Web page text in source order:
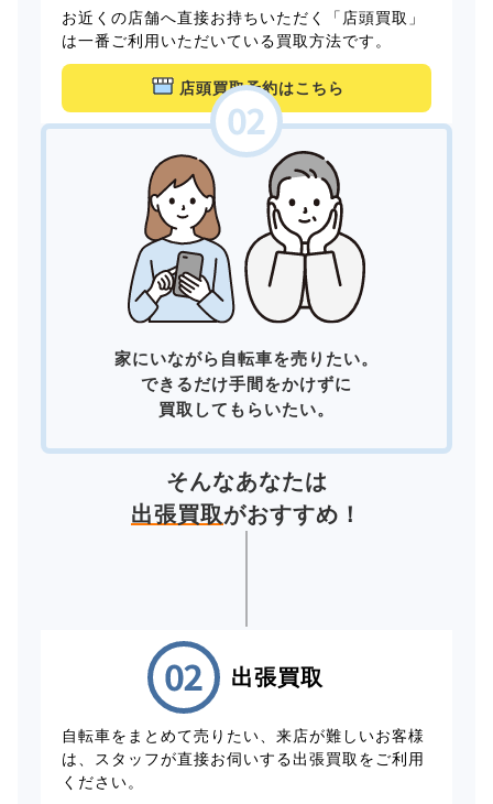
お近くの店舗へ直接お持ちいただく「店頭買取」
は一番ご利用いただいている買取方法です。
店頭買取予約はこちら
家にいながら自転車を売りたい。
できるだけ手間をかけずに
買取してもらいたい。
そんなあなたは
出張買取がおすすめ！
出張買取
自転車をまとめて売りたい、来店が難しいお客様
は、スタッフが直接お伺いする出張買取をご利用
ください。